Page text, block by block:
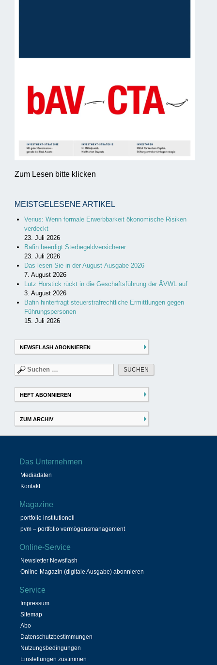
Zum Lesen bitte klicken
MEISTGELESENE ARTIKEL
Verius: Wenn formale Erwerbbarkeit ökonomische Risiken
verdeckt
23. Juli 2026
Bafin beerdigt Sterbegeldversicherer
23. Juli 2026
Das lesen Sie in der August-Ausgabe 2026
7. August 2026
Lutz Horstick rückt in die Geschäftsführung der ÄVWL auf
3. August 2026
Bafin hinterfragt steuerstrafrechtliche Ermittlungen gegen
Führungspersonen
15. Juli 2026
NEWSFLASH ABONNIEREN
Suchen
nach:
HEFT ABONNIEREN
ZUM ARCHIV
Das Unternehmen
Mediadaten
Kontakt
Magazine
portfolio institutionell
pvm – portfolio vermögensmanagement
Online-Service
Newsletter Newsflash
Online-Magazin (digitale Ausgabe) abonnieren
Service
Impressum
Sitemap
Abo
Datenschutzbestimmungen
Nutzungsbedingungen
Einstellungen zustimmen